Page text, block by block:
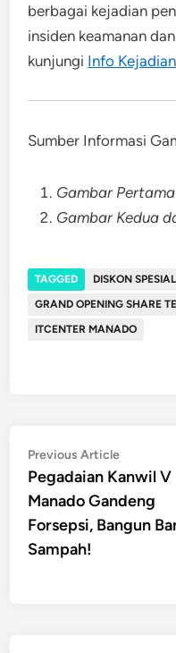
berbagai kejadian
insiden keamanan
kunjungi Info
Sumber Informasi
Gambar
Gambar Kedua
TAGGED
DISKON
GRAND OPENING SHARE
ITCENTER MANADO
Post
navigation
Previous ArticlePrevious
article:
Pegadaian Kanwil V
Manado Gandeng
Forsepsi, Bangun
Sampah!